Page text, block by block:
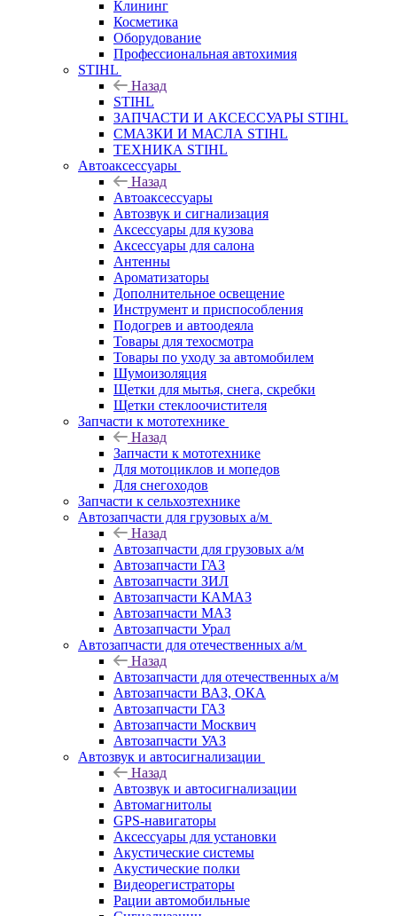
Клининг
Косметика
Оборудование
Профессиональная автохимия
STIHL
Назад
STIHL
ЗАПЧАСТИ И АКСЕССУАРЫ STIHL
СМАЗКИ И МАСЛА STIHL
ТЕХНИКА STIHL
Автоаксессуары
Назад
Автоаксессуары
Автозвук и сигнализация
Аксессуары для кузова
Аксессуары для салона
Антенны
Ароматизаторы
Дополнительное освещение
Инструмент и приспособления
Подогрев и автоодеяла
Товары для техосмотра
Товары по уходу за автомобилем
Шумоизоляция
Щетки для мытья, снега, скребки
Щетки стеклоочистителя
Запчасти к мототехнике
Назад
Запчасти к мототехнике
Для мотоциклов и мопедов
Для снегоходов
Запчасти к сельхозтехнике
Автозапчасти для грузовых а/м
Назад
Автозапчасти для грузовых а/м
Автозапчасти ГАЗ
Автозапчасти ЗИЛ
Автозапчасти КАМАЗ
Автозапчасти МАЗ
Автозапчасти Урал
Автозапчасти для отечественных а/м
Назад
Автозапчасти для отечественных а/м
Автозапчасти ВАЗ, ОКА
Автозапчасти ГАЗ
Автозапчасти Москвич
Автозапчасти УАЗ
Автозвук и автосигнализации
Назад
Автозвук и автосигнализации
Автомагнитолы
GPS-навигаторы
Аксессуары для установки
Акустические системы
Акустические полки
Видеорегистраторы
Рации автомобильные